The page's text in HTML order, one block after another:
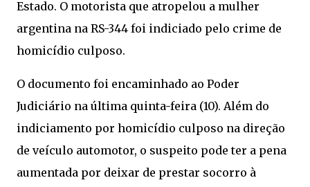
Estado. O motorista que atropelou a mulher
argentina na RS-344 foi indiciado pelo crime de
homicídio culposo.
O documento foi encaminhado ao Poder
Judiciário na última quinta-feira (10). Além do
indiciamento por homicídio culposo na direção
de veículo automotor, o suspeito pode ter a pena
aumentada por deixar de prestar socorro à